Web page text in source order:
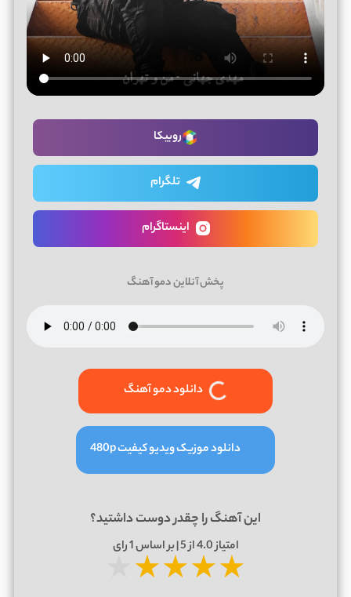
روبیکا
تلگرام
اینستاگرام
پخش آنلاین دمو آهنگ
دانلود دمو آهنگ
دانلود موزیک ویدیو کیفیت 480p
این آهنگ را چقدر دوست داشتید؟
امتیاز4.0از 5 | بر اساس 1رای
★★★★